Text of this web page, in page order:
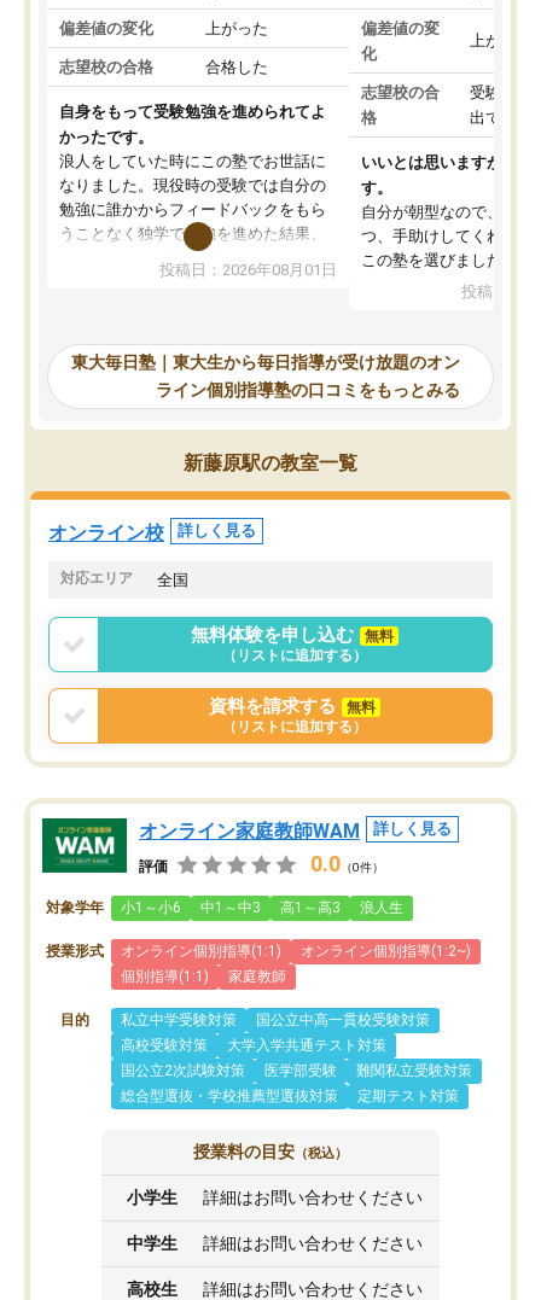
偏差値の変化 上がった
志望校の合格 合格した
自身をもって受験勉強を進められてよ
かったです。
浪人をしていた時にこの塾でお世話に
なりました。現役時の受験では自分の
勉強に誰かからフィードバックをもら
うことなく独学で勉強を進めた結果、
入試本番に地歴の学習が間に合わず不
合格となってしまいました。その経験
東大毎日塾にたどり着きました。学習
の長期計画や日々の勉強のやり方につ
いて客観的なアドバイスをいただけた
ので、自信をもって受験勉強を進める
ことができました。自分のように勉強
のやり方や進捗管理で苦労している方
には特におすすめしたい塾です。
投稿日：2026年08月01日
偏差値の変
化
上がった
志望校の合
格
受験して
出ていな
いいとは思いますが、料
す。
自分が朝型なので、自習
つ、手助けしてくれる設
この塾を選びました。
投稿日：
東大毎日塾｜東大生から毎日指導が受け放題のオン
ライン個別指導塾の口コミをもっとみる
新藤原駅の教室一覧
オンライン校 詳しく見る
対応エリア 全国
無料体験を申し込む
無料
（リストに追加する）
資料を請求する
無料
（リストに追加する）
オンライン家庭教師WAM 詳しく見る
評価 0.0 （0件）
対象学年 小1～小6 中1～中3 高1～高3 浪人生
授業形式 オンライン個別指導(1:1)
オンライン個別指導(1:2~)
個別指導(1:1)
家庭教師
目的 私立中学受験対策
国公立中高一貫校受験対策
高校受験対策
大学入学共通テスト対策
国公立2次試験対策
医学部受験
難関私立受験対策
総合型選抜・学校推薦型選抜対策
定期テスト対策
授業料の目安 （税込）
小学生 詳細はお問い合わせください
中学生 詳細はお問い合わせください
高校生 詳細はお問い合わせください